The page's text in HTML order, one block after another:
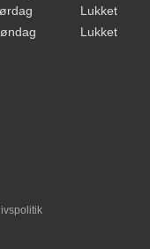
Lukket
Lukket